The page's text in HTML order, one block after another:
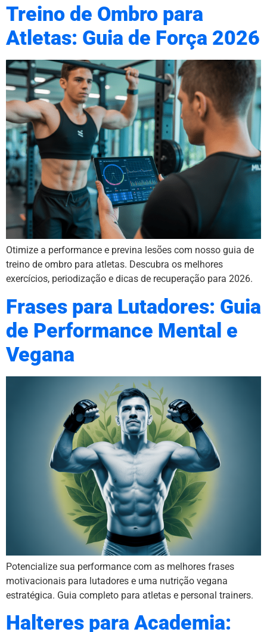
Treino de Ombro para
Atletas: Guia de Força 2026
Otimize a performance e previna lesões com nosso guia de
treino de ombro para atletas. Descubra os melhores
exercícios, periodização e dicas de recuperação para 2026.
Frases para Lutadores: Guia
de Performance Mental e
Vegana
Potencialize sua performance com as melhores frases
motivacionais para lutadores e uma nutrição vegana
estratégica. Guia completo para atletas e personal trainers.
Halteres para Academia: